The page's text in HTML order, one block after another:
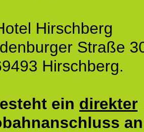
Hirschberg
Straße
Hirschberg.
ein direkter